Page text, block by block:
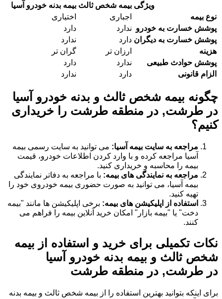
ویژگی بیمه شخص ثالث بیمه بدنه خودرو آسیا
نوع بیمه
اجباری
اختیاری
پوشش خسارت به خودرو ندارد
دارد
پوشش خسارت به دیگران دارد
ندارد
هزینه
ارزان تر
گران تر
پوشش حوادث طبیعی
ندارد
دارد
الزام قانونی
دارد ندارد
چگونه بیمه شخص ثالث و بدنه خودرو آسیا
در طرشت, در منطقه طرشت را خریداری
کنیم؟
مراجعه به سایت بیمه آسیا: می توانید به سایت رسمی بیمه
آسیا مراجعه کرده و با وارد کردن اطلاعات خودرو، قیمت
بیمه را محاسبه و خریداری کنید.
مراجعه به نمایندگی های بیمه: با مراجعه به دفاتر نمایندگی
بیمه آسیا، می توانید به صورت حضوری بیمه خودروی خود را
تهیه کنید.
استفاده از اپلیکیشن های بیمه: برخی اپلیکیشن ها مانند "بیمه
دخت" یا "بیمه بازار" امکان خرید آنلاین بیمه را فراهم می
کنند.
نکات تکمیلی برای خرید و استفاده از بیمه
شخص ثالث و بیمه بدنه خودرو آسیا
در طرشت, در منطقه طرشت
برای اینکه بتوانید بهترین استفاده را از بیمه شخص ثالث و بیمه بدنه